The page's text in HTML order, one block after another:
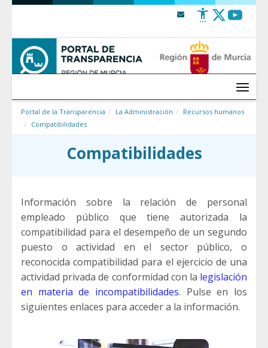
Saltar al contenido
Menú
Portal de la Transparencia La Administración
Recursos humanos
Compatibilidades
Compatibilidades
Información sobre la relación de personal
empleado público que tiene autorizada la
compatibilidad para el desempeño de un segundo
puesto o actividad en el sector público, o
reconocida compatibilidad para el ejercicio de una
actividad privada de conformidad con la legislación
en materia de incompatibilidades. Pulse en los
siguientes enlaces para acceder a la información.